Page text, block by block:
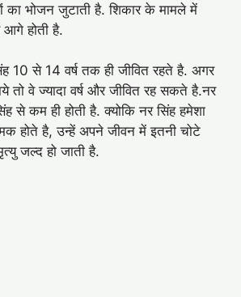
का भोजन जुटाती है. शिकार के मामले में
आगे होती है.
10 से 14 वर्ष तक ही जीवित रहते है. अगर
तो वे ज्यादा वर्ष और जीवित रह सकते है.नर
से कम ही होती है. क्योकि नर सिंह हमेशा
होते है, उन्हें अपने जीवन में इतनी चोटे
जल्द हो जाती है.